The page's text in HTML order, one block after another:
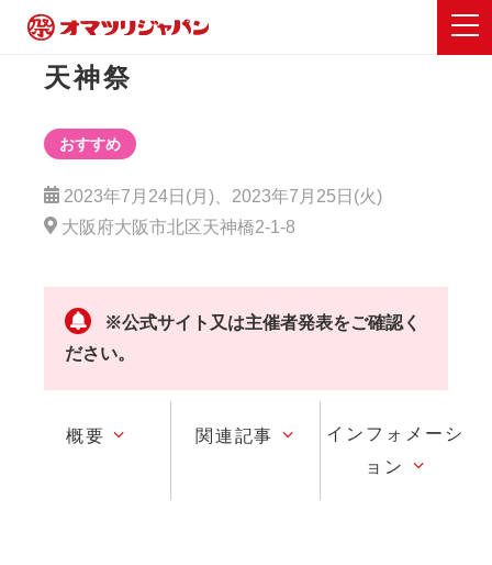
天神祭
おすすめ
2023年7月24日(月)、2023年7月25日(火)
大阪府大阪市北区天神橋2-1-8
※公式サイト又は主催者発表をご確認く
ださい。
概要 関連記事
インフォメーシ
ョン